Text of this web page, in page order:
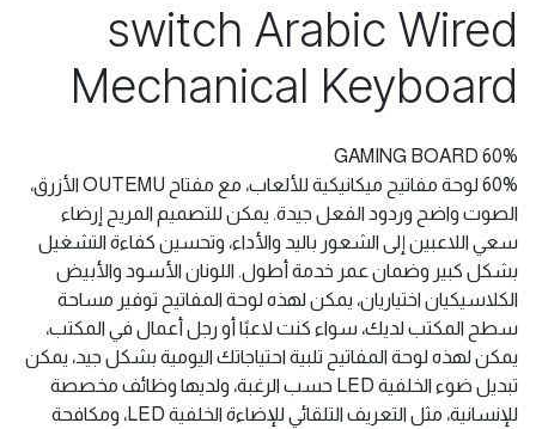
مميزات الكيبورد Meetion
MK005 60% Blue
switch Arabic Wired
Mechanical Keyboard
60% GAMING BOARD
60% لوحة مفاتيح ميكانيكية للألعاب، مع مفتاح OUTEMU الأزرق،
الصوت واضح وردود الفعل جيدة. يمكن للتصميم المريح إرضاء
سعي اللاعبين إلى الشعور باليد والأداء، وتحسين كفاءة التشغيل
بشكل كبير وضمان عمر خدمة أطول. اللونان الأسود والأبيض
الكلاسيكيان اختياريان، يمكن لهذه لوحة المفاتيح توفير مساحة